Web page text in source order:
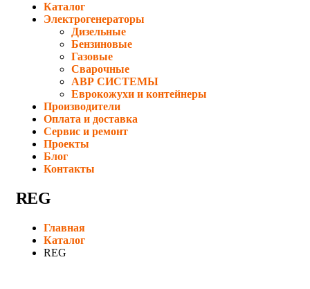
Каталог
Электрогенераторы
Дизельные
Бензиновые
Газовые
Сварочные
АВР СИСТЕМЫ
Еврокожухи и контейнеры
Производители
Оплата и доставка
Сервис и ремонт
Проекты
Блог
Контакты
REG
Главная
Каталог
REG